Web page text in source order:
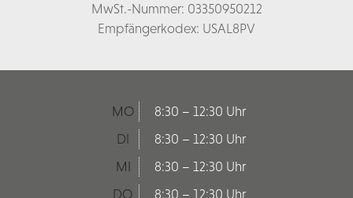
MwSt.-Nummer: 03350950212
Empfängerkodex: USAL8PV
MO
8:30 – 12:30 Uhr
DI
8:30 – 12:30 Uhr
MI
8:30 – 12:30 Uhr
DO
8:30 – 12:30 Uhr